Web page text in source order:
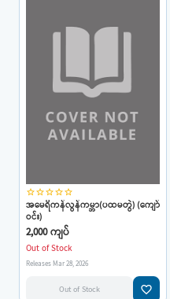
star_borderstar_borderstar_borderstar_borderstar_border
အမေရိကန်လွန်ကမ္ဘာ(ပထမတွဲ) (ကျော်
ဝင်း)
2,000 ကျပ်
Out of Stock
Releases Mar 28, 2026
Out of Stock favorite_border